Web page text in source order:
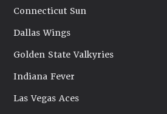
Connecticut Sun
Dallas Wings
Golden State Valkyries
Indiana Fever
Las Vegas Aces